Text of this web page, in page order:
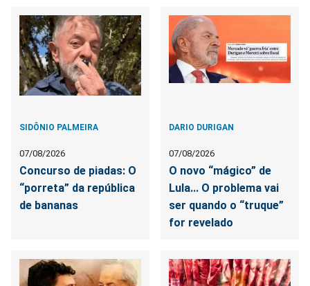
SIDÔNIO PALMEIRA
07/08/2026
Concurso de piadas: O
“porreta” da república
de bananas
DARIO DURIGAN
07/08/2026
O novo “mágico” de
Lula... O problema vai
ser quando o “truque”
for revelado